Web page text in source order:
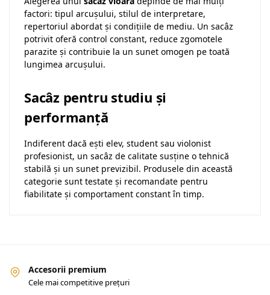
factori: tipul arcușului, stilul de interpretare,
repertoriul abordat și condițiile de mediu. Un sacâz
potrivit oferă control constant, reduce zgomotele
parazite și contribuie la un sunet omogen pe toată
lungimea arcușului.
Sacâz pentru studiu și
performanță
Indiferent dacă ești elev, student sau violonist
profesionist, un sacâz de calitate susține o tehnică
stabilă și un sunet previzibil. Produsele din această
categorie sunt testate și recomandate pentru
fiabilitate și comportament constant în timp.
Accesorii premium
Cele mai competitive prețuri